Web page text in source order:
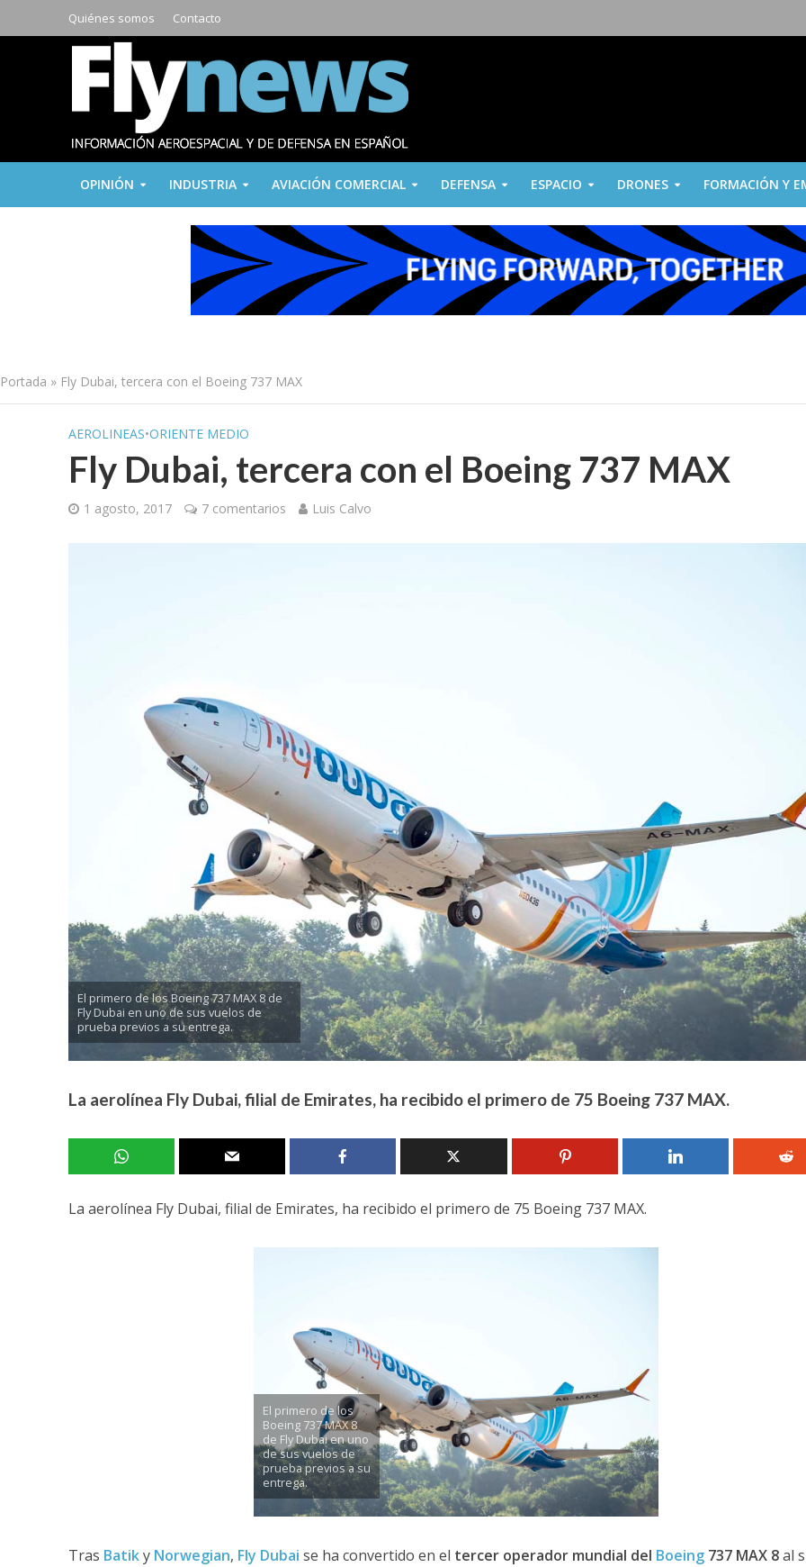
Quiénes somos Contacto
OPINIÓN INDUSTRIA AVIACIÓN COMERCIAL DEFENSA ESPACIO DRONES FORMACIÓN Y
Portada » Fly Dubai, tercera con el Boeing 737 MAX
AEROLINEAS•ORIENTE MEDIO
Fly Dubai, tercera con el Boeing 737 MAX
1 agosto, 2017 7 comentarios Luis Calvo
El primero de los Boeing 737 MAX 8 de
Fly Dubai en uno de sus vuelos de
prueba previos a su entrega.
La aerolínea Fly Dubai, filial de Emirates, ha recibido el primero de 75 Boeing 737 MAX.
La aerolínea Fly Dubai, filial de Emirates, ha recibido el primero de 75 Boeing 737 MAX.
El primero de los
Boeing 737 MAX 8
de Fly Dubai en uno
de sus vuelos de
prueba previos a su
entrega.
Tras Batiky Norwegian, Fly Dubai se ha convertido en el tercer operador mundial del Boeing737 MAX 8al